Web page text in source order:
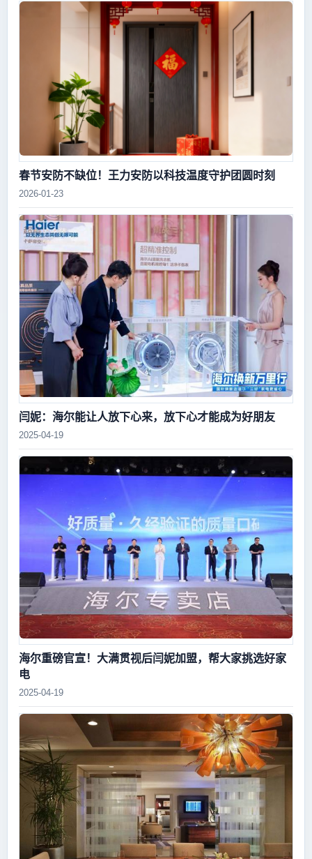
春节安防不缺位！王力安防以科技温度守护团圆时刻
2026-01-23
闫妮：海尔能让人放下心来，放下心才能成为好朋友
2025-04-19
海尔重磅官宣！大满贯视后闫妮加盟，帮大家挑选好家
电
2025-04-19